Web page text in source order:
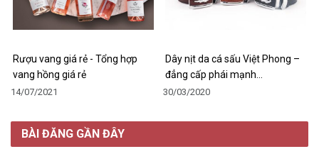
Rượu vang giá rẻ - Tổng hợp
vang hồng giá rẻ
14/07/2021
Dây nịt da cá sấu Việt Phong –
đẳng cấp phái mạnh…
30/03/2020
BÀI ĐĂNG GẦN ĐÂY